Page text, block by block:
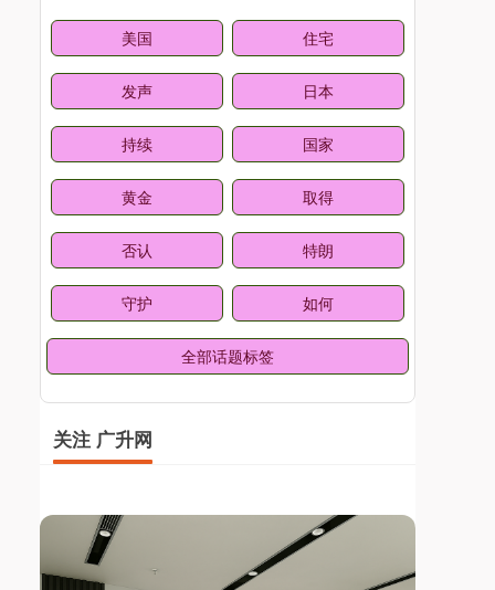
美国 住宅
发声 日本
持续 国家
黄金 取得
否认 特朗
守护 如何
全部话题标签
关注 广升网